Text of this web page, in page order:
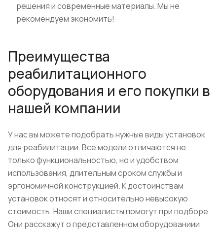
решения и современные материалы. Мы не
рекомендуем экономить!
Преимущества
реабилитационного
оборудования и его покупки в
нашей компании
У нас вы можете подобрать нужные виды установок
для реабилитации. Все модели отличаются не
только функциональностью, но и удобством
использования, длительным сроком службы и
эргономичной конструкцией. К достоинствам
установок относят и относительно невысокую
стоимость. Наши специалисты помогут при подборе.
Они расскажут о представленном оборудованиии